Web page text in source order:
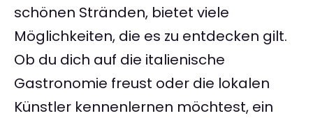
schönen Stränden, bietet viele
Möglichkeiten, die es zu entdecken gilt.
Ob du dich auf die italienische
Gastronomie freust oder die lokalen
Künstler kennenlernen möchtest, ein